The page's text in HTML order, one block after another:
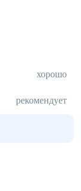
хорошо
рекомендует